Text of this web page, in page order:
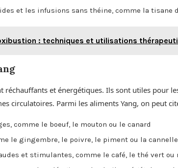
et les infusions sans théine, comme la tisane
: techniques et utilisations
réchauffants et énergétiques. Ils sont utiles pour
circulatoires. Parmi les aliments Yang, on peut
comme le boeuf, le mouton ou le canard
le gingembre, le poivre, le piment ou la cannelle
et stimulantes, comme le café, le thé vert ou